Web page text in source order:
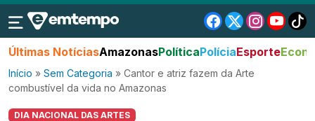
Últimas NotíciasAmazonasPolíticaPolíciaEsporte
Início » Sem Categoria » Cantor e atriz fazem da Arte
combustível da vida no Amazonas
DIA NACIONAL DAS ARTES